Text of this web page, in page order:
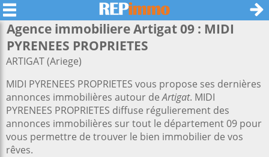
Agence immobiliere Artigat 09 : MIDI
PYRENEES PROPRIETES
ARTIGAT (Ariege)
MIDI PYRENEES PROPRIETES vous propose ses dernières
annonces immobilières autour deArtigat. MIDI
PYRENEES PROPRIETES diffuse régulierement des
annonces immobilières sur tout le département 09 pour
vous permettre de trouver le bien immobilier de vos
rêves.